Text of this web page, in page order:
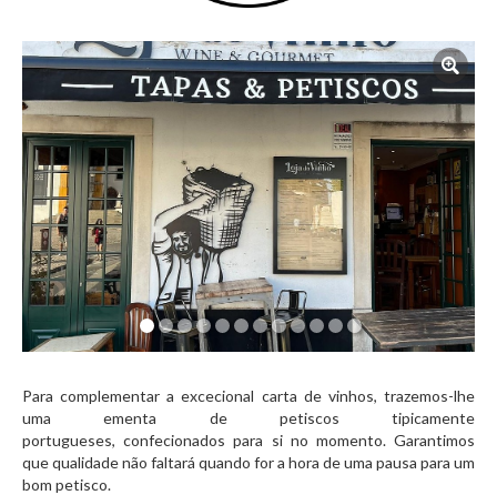
Para complementar a excecional carta de vinhos, trazemos-lhe
uma ementa de petiscos tipicamente
portugueses,confecionados para si no momento. Garantimos
que qualidade não faltará quando for a hora de uma pausa para um
bom petisco.